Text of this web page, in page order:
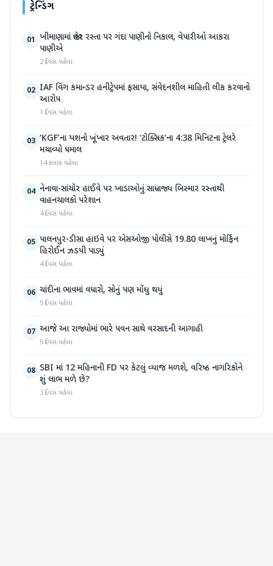
ટ્રેન્ડિંગ
01 ખીમાણામાં જાહેર રસ્તા પર ગંદા પાણીનો નિકાલ, વેપારીઓ આકરા
પાણીએ
2 દિવસ પહેલા
02 IAF વિંગ કમાન્ડર હનીટ્રેપમાં ફસાયા, સંવેદનશીલ માહિતી લીક કરવાનો
આરોપ
1 દિવસ પહેલા
03 ‘KGF’ના યશનો ખૂંખાર અવતાર! ‘ટોક્સિક’ના 4:38 મિનિટના ટ્રેલરે
મચાવ્યો ધમાલ
14 કલાક પહેલા
04 નેનાવા-સાંચોર હાઈવે પર ખાડાઓનું સામ્રાજ્ય બિસ્માર રસ્તાથી
વાહનચાલકો પરેશાન
4 દિવસ પહેલા
05 પાલનપુર-ડીસા હાઇવે પર એસઓજી પોલીસે 19.80 લાખનું મોર્ફિન
હિરોઈન ઝડપી પાડ્યું
4 દિવસ પહેલા
06 ચાંદીના ભાવમાં વધારો, સોનું પણ મોંઘુ થયું
5 દિવસ પહેલા
07 આજે આ રાજ્યોમાં ભારે પવન સાથે વરસાદની આગાહી
5 દિવસ પહેલા
08 SBI માં 12 મહિનાની FD પર કેટલું વ્યાજ મળશે, વરિષ્ઠ નાગરિકોને
શું લાભ મળે છે?
3 દિવસ પહેલા